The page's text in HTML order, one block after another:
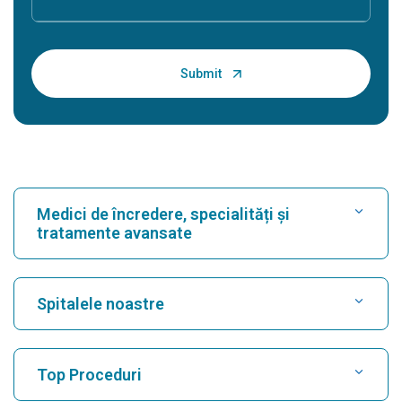
Medici de încredere, specialități și
tratamente avansate
Găsește spital
Găsește un cardiolog
Spitalele noastre
Top Proceduri